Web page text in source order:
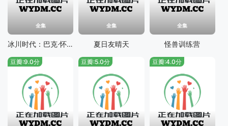
全集
冰川时代：巴克·怀尔德的冒险之旅
全集
夏日友晴天
全集
怪兽训练营
豆瓣:9.0分 豆瓣:5.0分 豆瓣:4.0分